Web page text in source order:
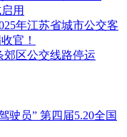
用
年江苏省城市公交客
官！
郊区公交线路停运
驶员” 第四届5.20全国